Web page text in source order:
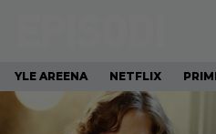
YLE AREENA NETFLIX